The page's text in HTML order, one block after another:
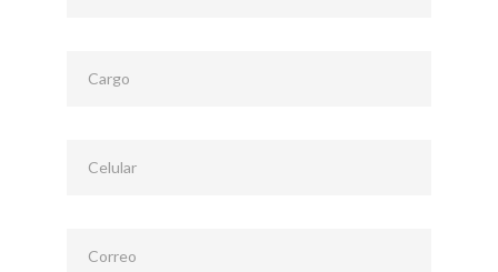
Cargo
Celular
Correo